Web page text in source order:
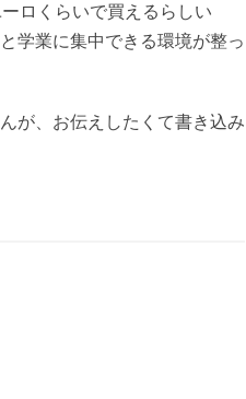
ロくらいで買えるらしい
学業に集中できる環境が整っ
が、お伝えしたくて書き込み